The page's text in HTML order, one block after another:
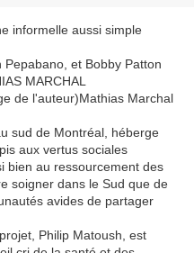
informelle aussi simple
et Bobby Patton
MARCHAL
de l'auteur)Mathias Marchal
sud de Montréal, héberge
aux vertus sociales
bien au ressourcement des
soigner dans le Sud que de
avides de partager
Philip Matoush, est